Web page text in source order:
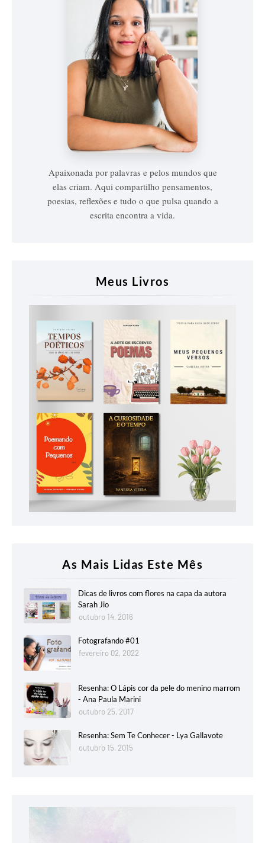
Vanessa
Vieira
Apaixonada por palavras e pelos mundos que
elas criam. Aqui compartilho pensamentos,
poesias, reflexões e tudo o que pulsa quando a
escrita encontra a vida.
Meus Livros
As Mais Lidas Este Mês
Dicas de livros com flores na capa da autora
Sarah Jio
outubro 14, 2016
Fotografando #01
fevereiro 02, 2022
Resenha: O Lápis cor da pele do menino marrom
- Ana Paula Marini
outubro 25, 2017
Resenha: Sem Te Conhecer - Lya Gallavote
outubro 15, 2015